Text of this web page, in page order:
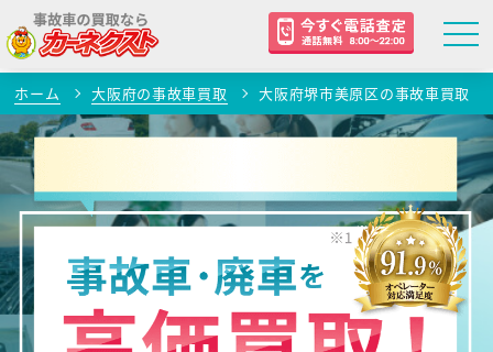
ホーム 大阪府の事故車買取 大阪府堺市美原区の事故車買取